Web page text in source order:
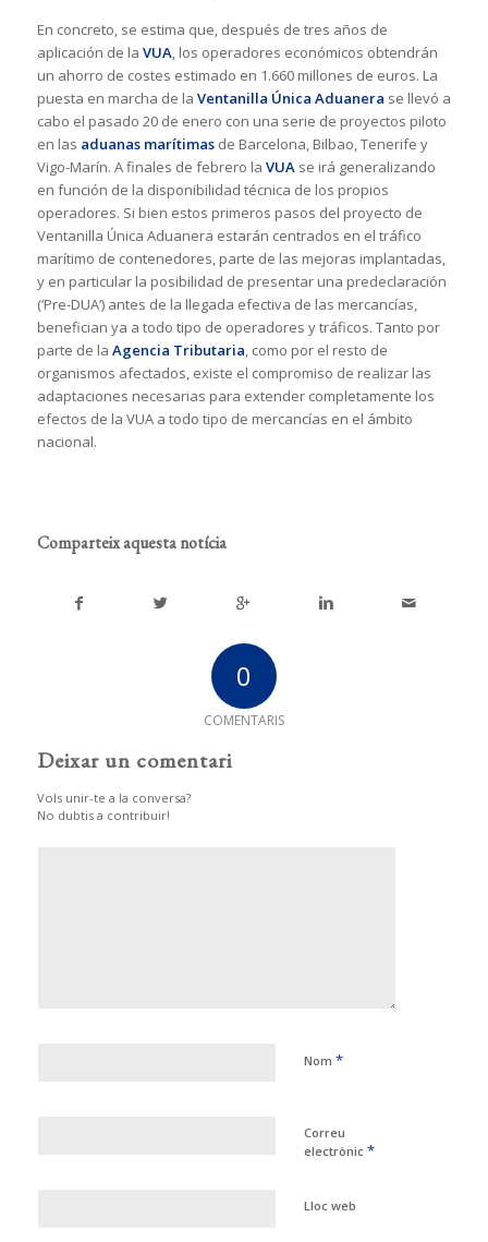
En concreto, se estima que, después de tres años de
aplicación de la VUA, los operadores económicos obtendrán
un ahorro de costes estimado en 1.660 millones de euros. La
puesta en marcha de la Ventanilla Única Aduanera se llevó a
cabo el pasado 20 de enero con una serie de proyectos piloto
en las aduanas marítimasde Barcelona, Bilbao, Tenerife y
Vigo-Marín. A finales de febrero la VUAse irá generalizando
en función de la disponibilidad técnica de los propios
operadores. Si bien estos primeros pasos del proyecto de
Ventanilla Única Aduanera estarán centrados en el tráfico
marítimo de contenedores, parte de las mejoras implantadas,
y en particular la posibilidad de presentar una predeclaración
(‘Pre-DUA’) antes de la llegada efectiva de las mercancías,
benefician ya a todo tipo de operadores y tráficos. Tanto por
parte de la Agencia Tributaria, como por el resto de
organismos afectados, existe el compromiso de realizar las
adaptaciones necesarias para extender completamente los
efectos de la VUA a todo tipo de mercancías en el ámbito
nacional. ​
Comparteix aquesta notícia
0
COMENTARIS
Deixar un comentari
Vols unir-te a la conversa?
No dubtis a contribuir!
Nom *
Correu
electrònic *
Lloc web